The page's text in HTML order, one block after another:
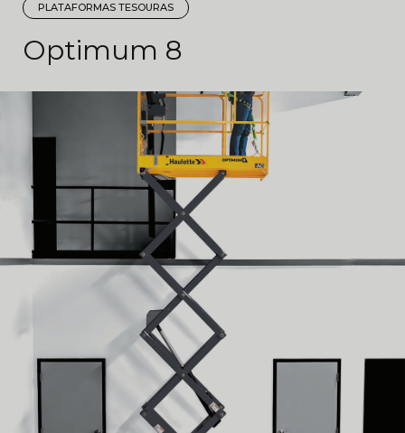
PLATAFORMAS TESOURAS
Optimum 8